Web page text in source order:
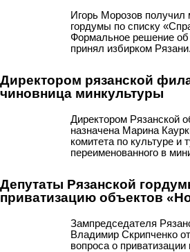
Игорь Морозов получил
гордумы по списку
Формальное решение об
принял избирком Рязани.
Директором рязанской
чиновница минкультуры
Директором Рязанской
назначена Марина
комитета по культуре и
переименованного в
Депутаты Рязанской
приватизацию объектов
Зампредседателя
Владимир Скрипченко
вопроса о